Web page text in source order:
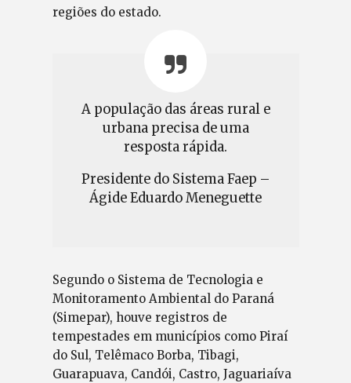
regiões do estado.
A população das áreas rural e
urbana precisa de uma
resposta rápida.
Presidente do Sistema Faep –
Ágide Eduardo Meneguette
Segundo o Sistema de Tecnologia e
Monitoramento Ambiental do Paraná
(Simepar), houve registros de
tempestades em municípios como Piraí
do Sul, Telêmaco Borba, Tibagi,
Guarapuava, Candói, Castro, Jaguariaíva